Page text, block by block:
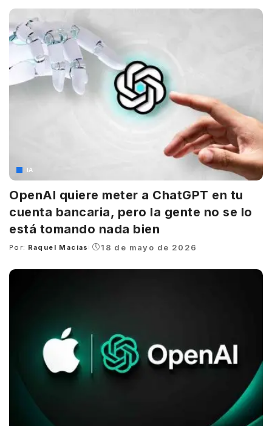
IA
OpenAI quiere meter a ChatGPT en tu
cuenta bancaria, pero la gente no se lo
está tomando nada bien
Posted
Por: Raquel Macias 18 de mayo de 2026